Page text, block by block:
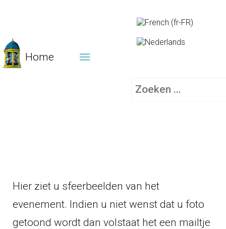
Home
Zoeken
Hier ziet u sfeerbeelden van het
evenement. Indien u niet wenst dat u foto
getoond wordt dan volstaat het een mailtje